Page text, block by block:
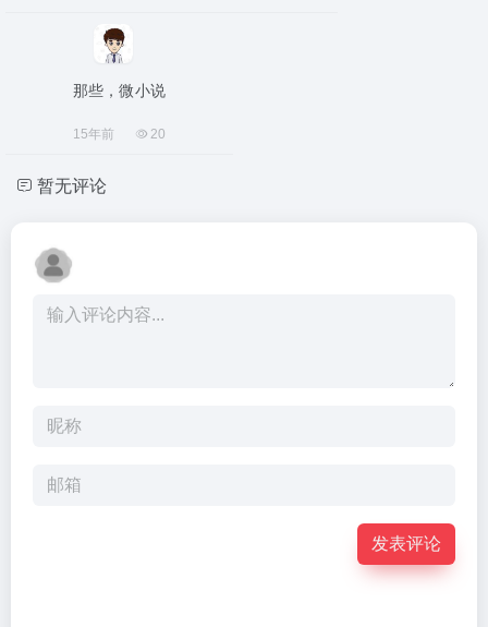
那些，微小说
15年前 20
暂无评论
发表评论